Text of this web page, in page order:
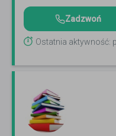
Zadzwoń
Ostatnia aktywność: